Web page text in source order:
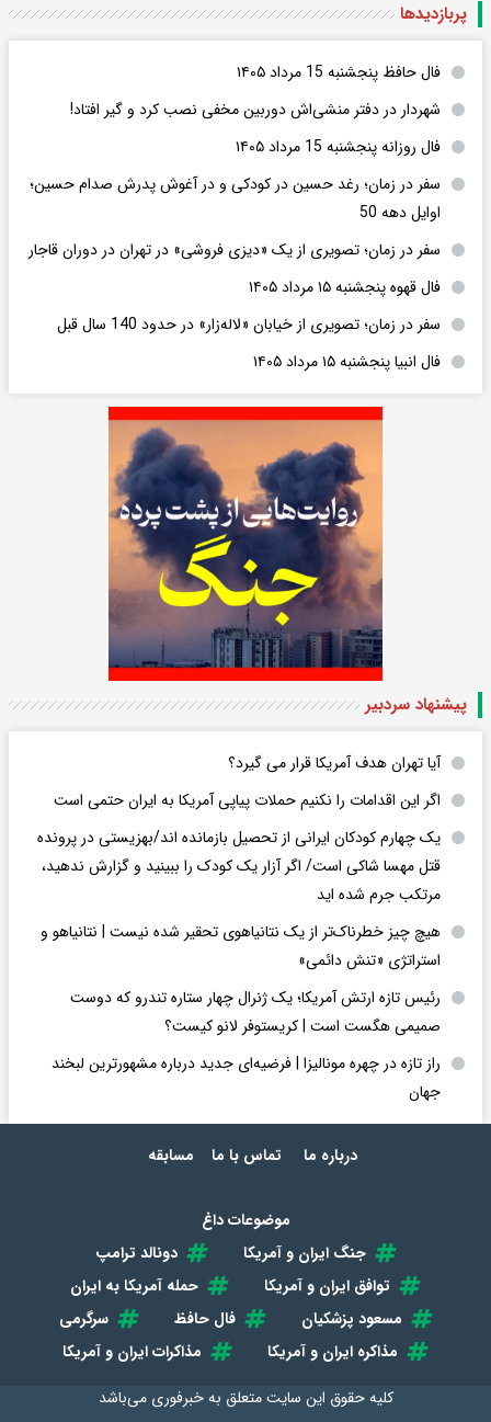
پربازدید‌ها
فال حافظ پنجشنبه 15 مرداد ۱۴۰۵
شهردار در دفتر منشی‌اش دوربین مخفی نصب کرد و گیر افتاد!
فال روزانه پنجشنبه 15 مرداد ۱۴۰۵
سفر در زمان؛ رغد حسین در کودکی و در آغوش پدرش صدام حسین؛
اوایل دهه 50
سفر در زمان؛ تصویری از یک «دیزی فروشی» در تهران در دوران قاجار
فال قهوه پنجشنبه ۱۵ مرداد ۱۴۰۵
سفر در زمان؛ تصویری از خیابان «لاله‌زار» در حدود 140 سال قبل
فال انبیا پنجشنبه ۱۵ مرداد ۱۴۰۵
پیشنهاد سردبیر
آیا تهران هدف آمریکا قرار می گیرد؟
اگر این اقدامات را نکنیم حملات پیاپی آمریکا به ایران حتمی است
یک چهارم کودکان ایرانی از تحصیل بازمانده اند/بهزیستی در پرونده
قتل مهسا شاکی است/ اگر آزار یک کودک را ببینید و گزارش ندهید،
مرتکب جرم شده اید
هیچ چیز خطرناک‌تر از یک نتانیاهوی تحقیر شده نیست | نتانیاهو و
استراتژی «تنش دائمی»
رئیس تازه ارتش آمریکا؛ یک ژنرال چهار ستاره تندرو که دوست
صمیمی هگست است | کریستوفر لانو کیست؟
راز تازه در چهره مونالیزا | فرضیه‌ای جدید درباره مشهورترین لبخند
جهان
درباره ما تماس با ما مسابقه
موضوعات داغ
جنگ ایران و آمریکا
دونالد ترامپ
توافق ایران و آمریکا
حمله آمریکا به ایران
مسعود پزشکیان
فال حافظ
سرگرمی
مذاکره ایران و آمریکا
مذاکرات ایران و آمریکا
کلیه حقوق این سایت متعلق بهخبرفوری می‌باشد